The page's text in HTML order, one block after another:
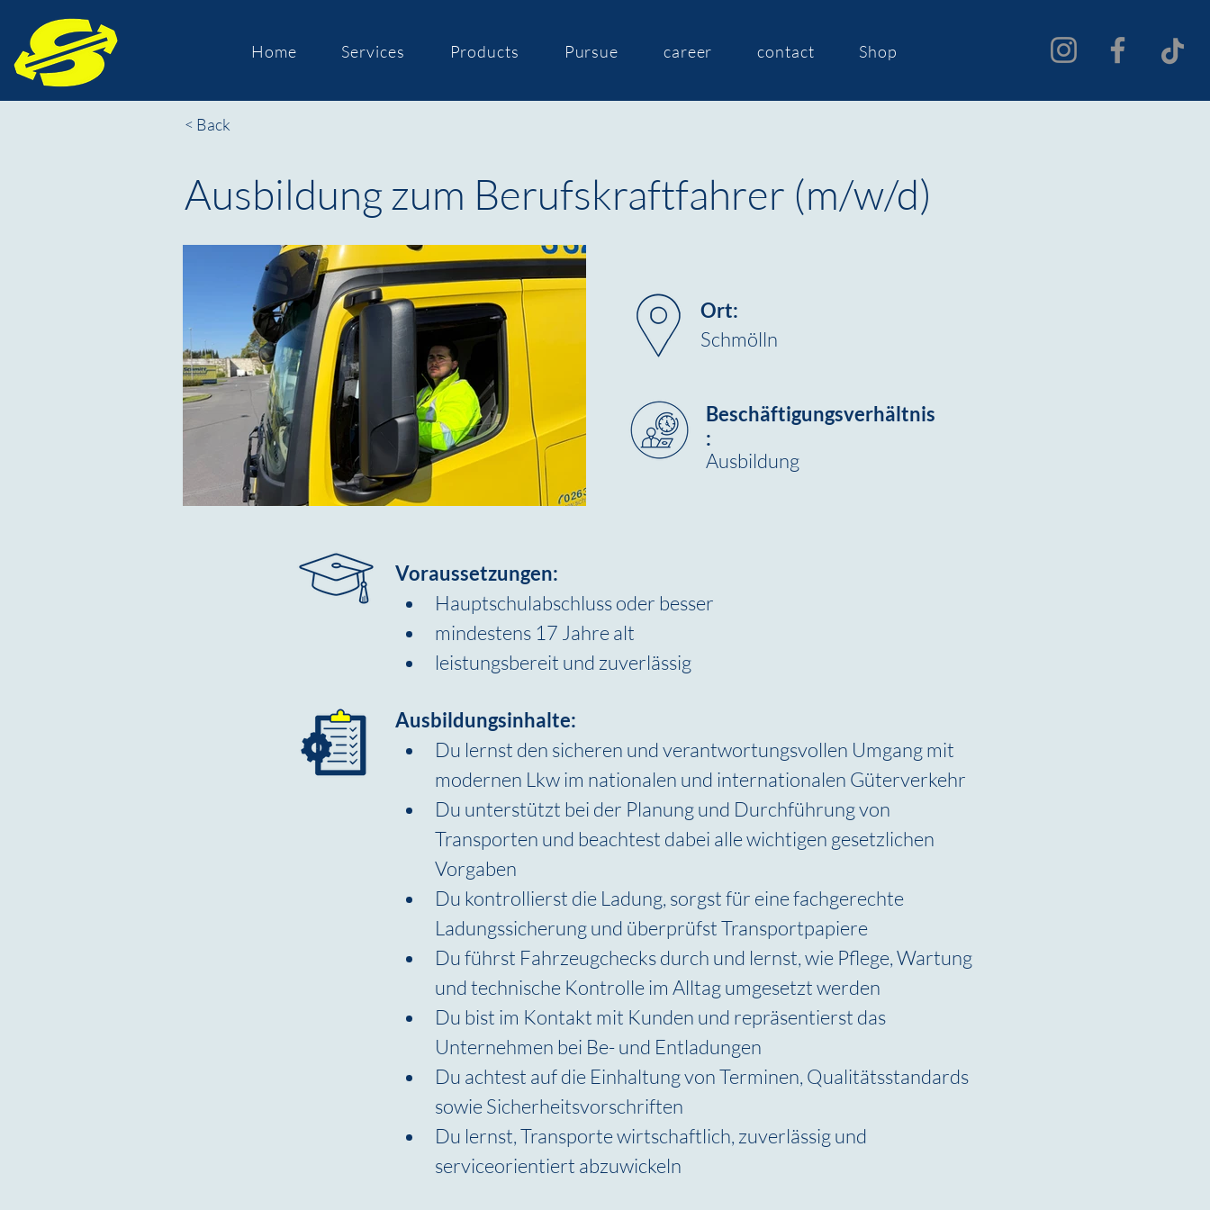
Home Services Products Pursue career contact Shop
< Back
Ausbildung zum Berufskraftfahrer (m/w/d)
Ort:
Schmölln
Ausbildung
Beschäftigungsverhältnis
:
Voraussetzungen:
Hauptschulabschluss oder besser
mindestens 17 Jahre alt
leistungsbereit und zuverlässig
Ausbildungsinhalte:
Du lernst den sicheren und verantwortungsvollen Umgang mit
modernen Lkw im nationalen und internationalen Güterverkehr
Du unterstützt bei der Planung und Durchführung von
Transporten und beachtest dabei alle wichtigen gesetzlichen
Vorgaben
Du kontrollierst die Ladung, sorgst für eine fachgerechte
Ladungssicherung und überprüfst Transportpapiere
Du führst Fahrzeugchecks durch und lernst, wie Pflege, Wartung
und technische Kontrolle im Alltag umgesetzt werden
Du bist im Kontakt mit Kunden und repräsentierst das
Unternehmen bei Be- und Entladungen
Du achtest auf die Einhaltung von Terminen, Qualitätsstandards
sowie Sicherheitsvorschriften
Du lernst, Transporte wirtschaftlich, zuverlässig und
serviceorientiert abzuwickeln